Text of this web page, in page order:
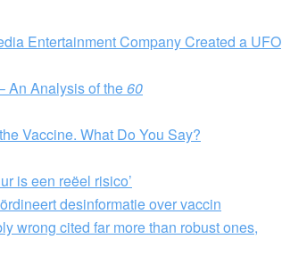
Entertainment Company Created a UFO
An Analysis of the60
Vaccine. What Do You Say?
is een reëel risico’
desinformatie over vaccin
wrong cited far more than robust ones,